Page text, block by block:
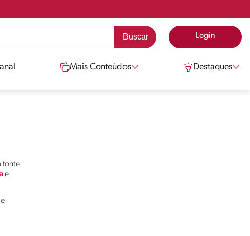
Login
Mais Conteúdos Destaques
fonte
e